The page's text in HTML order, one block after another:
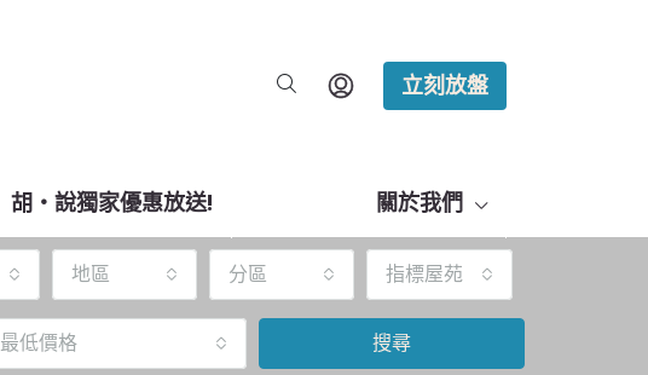
立刻放盤
胡‧說獨家優惠放送! 關於我們
地區 分區 指標屋苑
最低價格 搜尋